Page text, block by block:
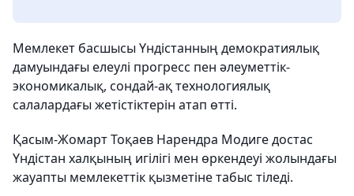
Мемлекет басшысы Үндістанның демократиялық
дамуындағы елеулі прогресс пен әлеуметтік-
экономикалық, сондай-ақ технологиялық
салалардағы жетістіктерін атап өтті.
Қасым-Жомарт Тоқаев Нарендра Модиге достас
Үндістан халқының игілігі мен өркендеуі жолындағы
жауапты мемлекеттік қызметіне табыс тіледі.